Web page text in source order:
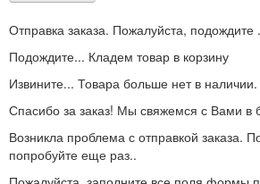
Отправка заказа. Пожалуйста, подождите
Подождите... Кладем товар в корзину
Извините... Товара больше нет в наличии.
Спасибо за заказ! Мы свяжемся с Вами в
Возникла проблема с отправкой заказа.
попробуйте еще раз..